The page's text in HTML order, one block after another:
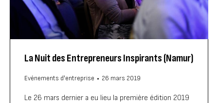
La Nuit des Entrepreneurs Inspirants (Namur)
Evénements d'entreprise 26 mars 2019
Le 26 mars dernier a eu lieu la première édition 2019